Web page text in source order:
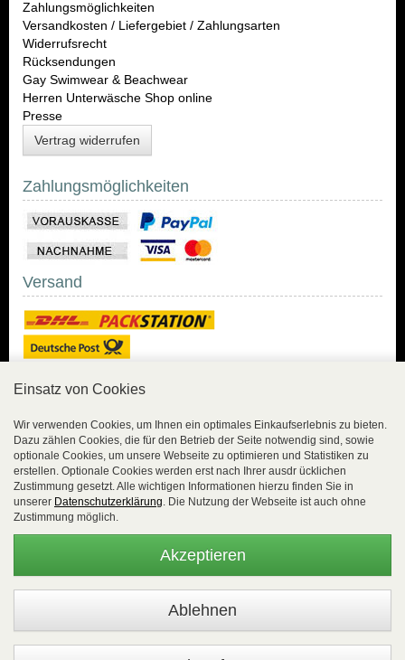
Zahlungsmöglichkeiten
Versandkosten / Liefergebiet / Zahlungsarten
Widerrufsrecht
Rücksendungen
Gay Swimwear & Beachwear
Herren Unterwäsche Shop online
Presse
Vertrag widerrufen
Zahlungsmöglichkeiten
Versand
Sicher Einkaufen mit
Trusted Shops und
Geld-zurück-Garantie.
lückenlos verschlüsselt
übertragen.
Die Shop-Server sind PCI-zertifiziert.
Einsatz von Cookies
Wir verwenden Cookies, um Ihnen ein optimales Einkaufserlebnis zu bieten.
Dazu zählen Cookies, die für den Betrieb der Seite notwendig sind, sowie
optionale Cookies, um unsere Webseite zu optimieren und Statistiken zu
erstellen. Optionale Cookies werden erst nach Ihrer ausdr ücklichen
Zustimmung gesetzt. Alle wichtigen Informationen hierzu finden Sie in
unserer Datenschutzerklärung. Die Nutzung der Webseite ist auch ohne
Zustimmung möglich.
Akzeptieren